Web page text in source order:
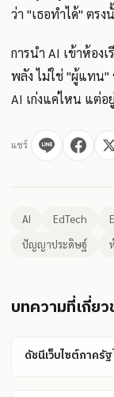
ว่า "เธอทำได้" ตร
การนำ AI เข้าห้อง
พลัง ไม่ใช่ "ผู้แทน"
AI เก่งแค่ไหน แต่อ
แชร์
AI EdTech
ปัญญาประดิษฐ์
บทความที่เกี่ย
ดัชนีเว็บไซต์ภาครั